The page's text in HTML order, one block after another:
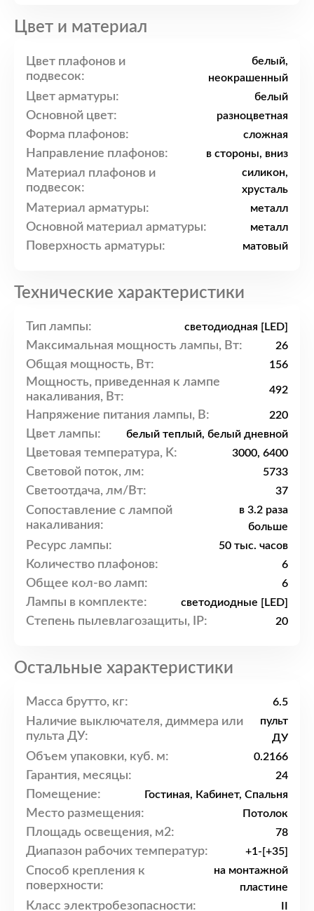
Цвет и материал
Цвет плафонов и
подвесок:
белый,
неокрашенный
Цвет арматуры: белый
Основной цвет: разноцветная
Форма плафонов: сложная
Направление плафонов: в стороны, вниз
Материал плафонов и
подвесок:
силикон,
хрусталь
Материал арматуры: металл
Основной материал арматуры: металл
Поверхность арматуры: матовый
Технические характеристики
Тип лампы: светодиодная [LED]
Максимальная мощность лампы, Вт: 26
Общая мощность, Вт: 156
Мощность, приведенная к лампе
накаливания, Вт:
492
Напряжение питания лампы, В: 220
Цвет лампы: белый теплый, белый дневной
Цветовая температура, K: 3000, 6400
Световой поток, лм: 5733
Светоотдача, лм/Вт: 37
Сопоставление с лампой
накаливания:
в 3.2 раза
больше
Ресурс лампы: 50 тыс. часов
Количество плафонов: 6
Общее кол-во ламп: 6
Лампы в комплекте: светодиодные [LED]
Степень пылевлагозащиты, IP: 20
Остальные характеристики
Масса брутто, кг: 6.5
Наличие выключателя, диммера или
пульта ДУ:
пульт
ДУ
Объем упаковки, куб. м: 0.2166
Гарантия, месяцы: 24
Помещение: Гостиная, Кабинет, Спальня
Место размещения: Потолок
Площадь освещения, м2: 78
Диапазон рабочих температур: +1-[+35]
Способ крепления к
поверхности:
на монтажной
пластине
Класс электробезопасности: